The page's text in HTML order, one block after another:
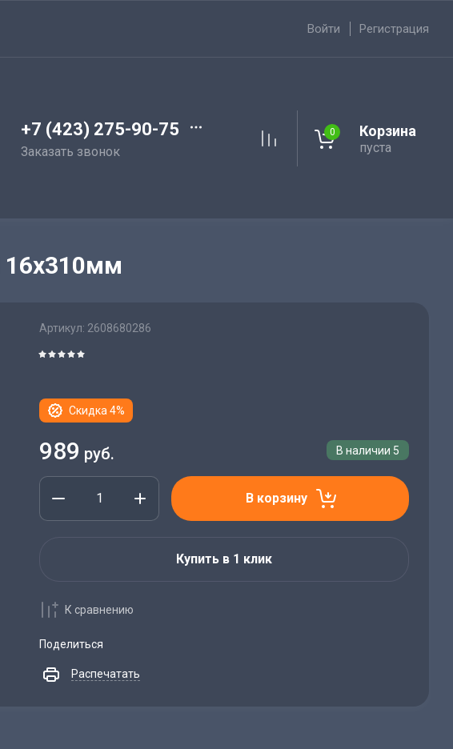
Войти Регистрация
+7 (423) 275-90-75
Заказать звонок
0 Корзина
пуста
16х310мм
Артикул: 2608680286
Скидка 4%
В наличии 5
989 руб.
В корзину
Купить в 1 клик
К сравнению
Поделиться
Распечатать